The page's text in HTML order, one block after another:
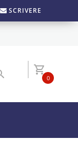
SCRIVERE
0